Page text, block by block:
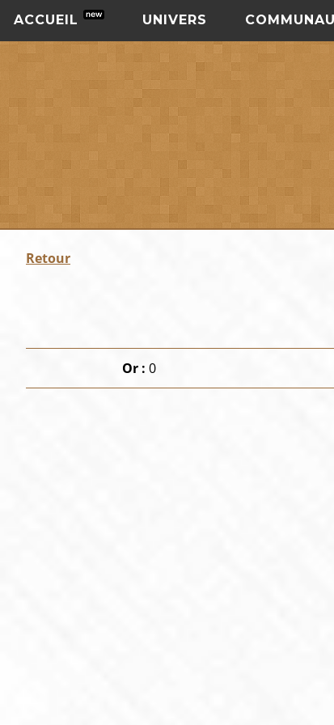
ACCUEIL UNIVERS
Retour
Or :0